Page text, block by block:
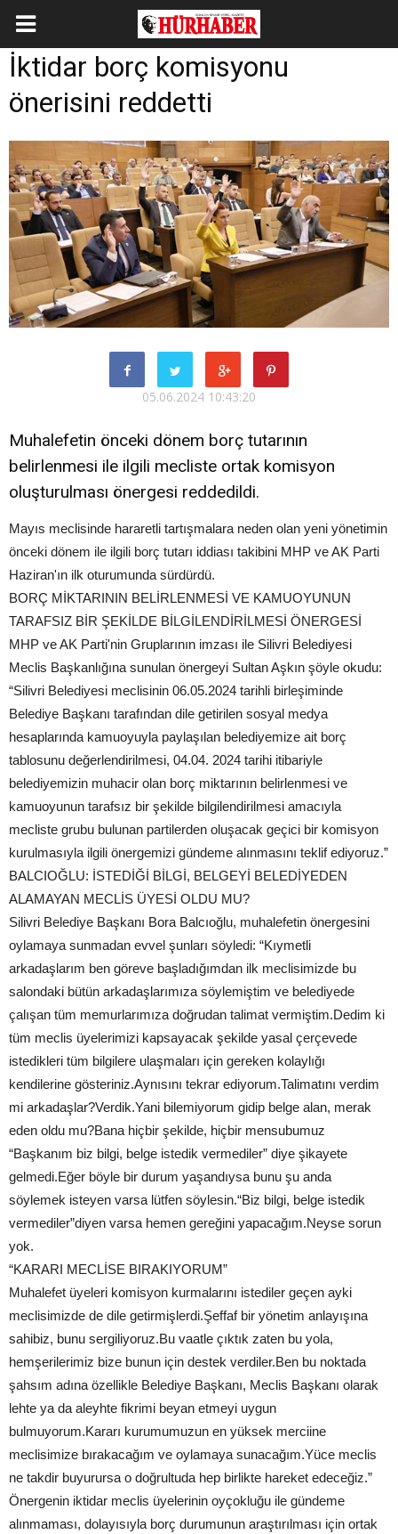
İktidar borç komisyonu
önerisini reddetti
05.06.2024 10:43:20
Muhalefetin önceki dönem borç tutarının
belirlenmesi ile ilgili mecliste ortak komisyon
oluşturulması önergesi reddedildi.
Mayıs meclisinde hararetli tartışmalara neden olan yeni yönetimin
önceki dönem ile ilgili borç tutarı iddiası takibini MHP ve AK Parti
Haziran'ın ilk oturumunda sürdürdü.
BORÇ MİKTARININ BELİRLENMESİ VE KAMUOYUNUN
TARAFSIZ BİR ŞEKİLDE BİLGİLENDİRİLMESİ ÖNERGESİ
MHP ve AK Parti'nin Gruplarının imzası ile Silivri Belediyesi
Meclis Başkanlığına sunulan önergeyi Sultan Aşkın şöyle okudu:
“Silivri Belediyesi meclisinin 06.05.2024 tarihli birleşiminde
Belediye Başkanı tarafından dile getirilen sosyal medya
hesaplarında kamuoyuyla paylaşılan belediyemize ait borç
tablosunu değerlendirilmesi, 04.04. 2024 tarihi itibariyle
belediyemizin muhacir olan borç miktarının belirlenmesi ve
kamuoyunun tarafsız bir şekilde bilgilendirilmesi amacıyla
mecliste grubu bulunan partilerden oluşacak geçici bir komisyon
kurulmasıyla ilgili önergemizi gündeme alınmasını teklif ediyoruz.”
BALCIOĞLU: İSTEDİĞİ BİLGİ, BELGEYİ BELEDİYEDEN
ALAMAYAN MECLİS ÜYESİ OLDU MU?
Silivri Belediye Başkanı Bora Balcıoğlu, muhalefetin önergesini
oylamaya sunmadan evvel şunları söyledi: “Kıymetli
arkadaşlarım ben göreve başladığımdan ilk meclisimizde bu
salondaki bütün arkadaşlarımıza söylemiştim ve belediyede
çalışan tüm memurlarımıza doğrudan talimat vermiştim.Dedim ki
tüm meclis üyelerimizi kapsayacak şekilde yasal çerçevede
istedikleri tüm bilgilere ulaşmaları için gereken kolaylığı
kendilerine gösteriniz.Aynısını tekrar ediyorum.Talimatını verdim
mi arkadaşlar?Verdik.Yani bilemiyorum gidip belge alan, merak
eden oldu mu?Bana hiçbir şekilde, hiçbir mensubumuz
“Başkanım biz bilgi, belge istedik vermediler” diye şikayete
gelmedi.Eğer böyle bir durum yaşandıysa bunu şu anda
söylemek isteyen varsa lütfen söylesin.“Biz bilgi, belge istedik
vermediler”diyen varsa hemen gereğini yapacağım.Neyse sorun
yok.
“KARARI MECLİSE BIRAKIYORUM”
Muhalefet üyeleri komisyon kurmalarını istediler geçen ayki
meclisimizde de dile getirmişlerdi.Şeffaf bir yönetim anlayışına
sahibiz, bunu sergiliyoruz.Bu vaatle çıktık zaten bu yola,
hemşerilerimiz bize bunun için destek verdiler.Ben bu noktada
şahsım adına özellikle Belediye Başkanı, Meclis Başkanı olarak
lehte ya da aleyhte fikrimi beyan etmeyi uygun
bulmuyorum.Kararı kurumumuzun en yüksek merciine
meclisimize bırakacağım ve oylamaya sunacağım.Yüce meclis
ne takdir buyurursa o doğrultuda hep birlikte hareket edeceğiz.”
Önergenin iktidar meclis üyelerinin oyçokluğu ile gündeme
alınmaması, dolayısıyla borç durumunun araştırılması için ortak